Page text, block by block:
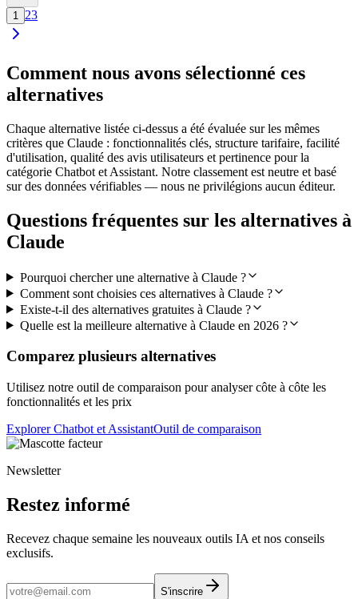
1 23
Comment nous avons sélectionné ces
alternatives
Chaque alternative listée ci-dessus a été évaluée sur les mêmes
critères que Claude : fonctionnalités clés, structure tarifaire, facilité
d'utilisation, qualité des avis utilisateurs et pertinence pour la
catégorie Chatbot et Assistant. Notre classement est neutre et basé
sur des données vérifiables — nous ne privilégions aucun éditeur.
Questions fréquentes sur les alternatives à
Claude
Pourquoi chercher une alternative à Claude ?
Comment sont choisies ces alternatives à Claude ?
Existe-t-il des alternatives gratuites à Claude ?
Quelle est la meilleure alternative à Claude en 2026 ?
Comparez plusieurs alternatives
Utilisez notre outil de comparaison pour analyser côte à côte les
fonctionnalités et les prix
Explorer Chatbot et AssistantOutil de comparaison
Newsletter
Restez informé
Recevez chaque semaine les nouveaux outils IA et nos conseils
exclusifs.
S'inscrire